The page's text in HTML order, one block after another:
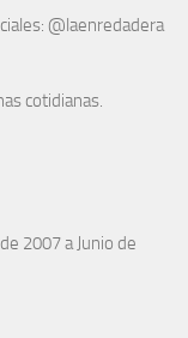
@laenredadera
cotidianas.
2007 a Junio de